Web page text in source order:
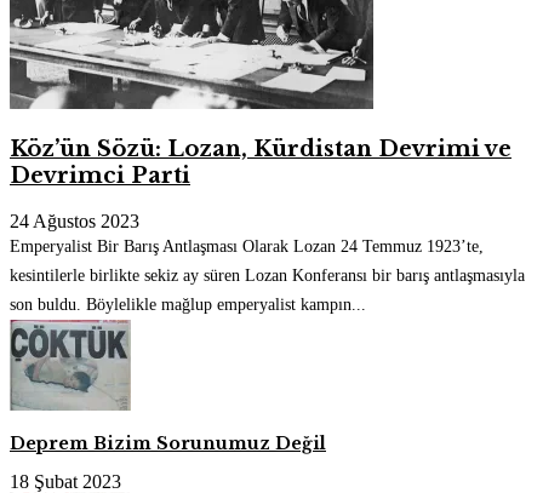
Köz’ün Sözü: Lozan, Kürdistan Devrimi ve
Devrimci Parti
24 Ağustos 2023
Emperyalist Bir Barış Antlaşması Olarak Lozan 24 Temmuz 1923’te,
kesintilerle birlikte sekiz ay süren Lozan Konferansı bir barış antlaşmasıyla
son buldu. Böylelikle mağlup emperyalist kampın...
Deprem Bizim Sorunumuz Değil
18 Şubat 2023